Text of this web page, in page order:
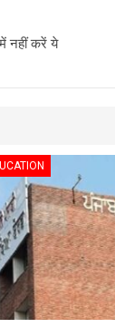
नहीं करें ये